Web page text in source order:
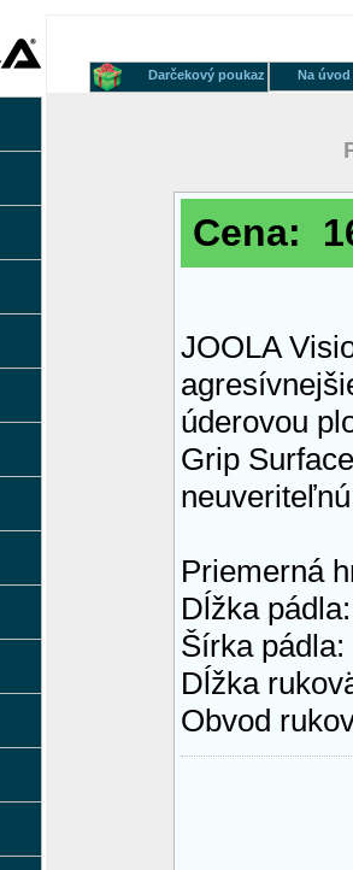
Na úvod
Darčekový poukaz
Cena:
JOOLA
úderovou
Grip
Priemerná
Dĺžka
Šírka
Dĺžka
Obvod